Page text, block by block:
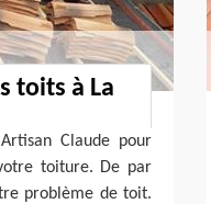
toits à La
Claude pour
toiture. De par
problème de toit.